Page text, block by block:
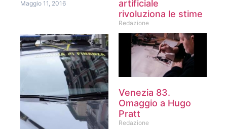
Maggio 11, 2016
artificiale
rivoluziona le stime
Redazione
Venezia 83.
Omaggio a Hugo
Pratt
Redazione